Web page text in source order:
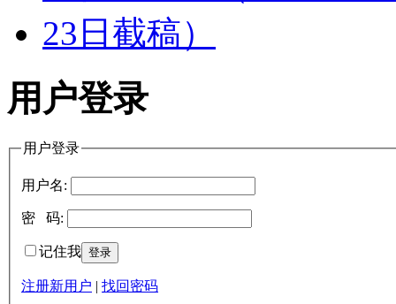
用户登录
用户登录
用户名:
密 码:
记住我
注册新用户 找回密码